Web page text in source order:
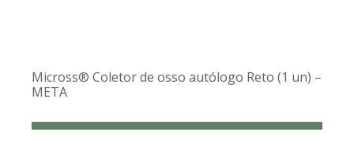
Micross® Coletor de osso autólogo Reto (1 un) –
META